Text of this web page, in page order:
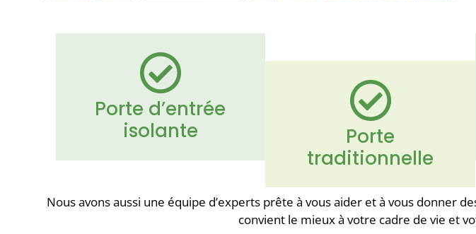
Porte d’entrée
isolante
Porte
traditionnelle
Nous avons aussi une équipe d’experts prête à vous aider et à vous donner
convient le mieux à votre cadre de vie et